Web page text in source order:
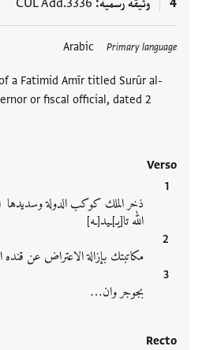
4 وثيقة رسميّة CUL Add.3336
Primary language
Arabic
a Fatimid Amīr titled Surūr al-
or fiscal official, dated 2
Verso
ذخر الملك كوكب الدولة وسديدها
الله تا[يـ]ـيد[ـه]
مكاتبتك بإزالة الاعتراض عن قنده
بجوجر وان…
Recto
العلامات